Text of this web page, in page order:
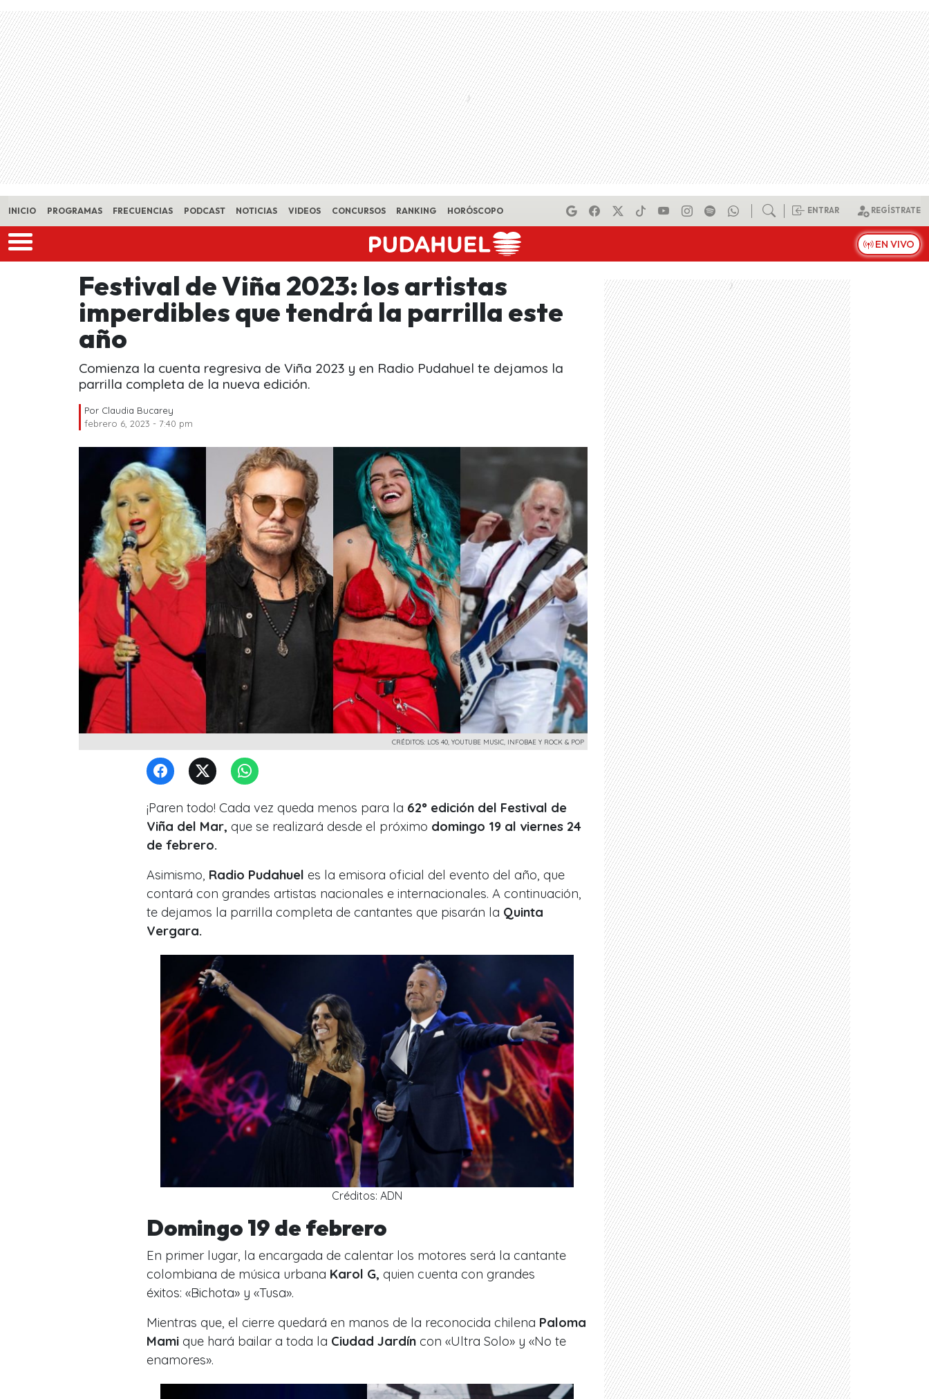
Skip to main content
INICIO PROGRAMAS FRECUENCIAS PODCAST NOTICIAS VIDEOS CONCURSOS RANKING HORÓSCOPO ENTRAR REGÍSTRATE
EN VIVO
Festival de Viña 2023: los artistas
imperdibles que tendrá la parrilla este
año
Comienza la cuenta regresiva de Viña 2023 y en Radio Pudahuel te dejamos la
parrilla completa de la nueva edición.
Por Claudia Bucarey
febrero 6, 2023 - 7:40 pm
CRÉDITOS: LOS 40, YOUTUBE MUSIC, INFOBAE Y ROCK & POP
¡Paren todo! Cada vez queda menos para la 62° edición del Festival de
Viña del Mar, que se realizará desde el próximo domingo 19 al viernes 24
de febrero.
Asimismo, Radio Pudahuel es la emisora oficial del evento del año, que
contará con grandes artistas nacionales e internacionales. A continuación,
te dejamos la parrilla completa de cantantes que pisarán la Quinta
Vergara.
Créditos: ADN
Domingo 19 de febrero
En primer lugar, la encargada de calentar los motores será la cantante
colombiana de música urbana Karol G, quien cuenta con grandes
éxitos: «Bichota» y «Tusa».
Mientras que, el cierre quedará en manos de la reconocida chilena Paloma
Mami que hará bailar a toda la Ciudad Jardín con «Ultra Solo» y «No te
enamores».